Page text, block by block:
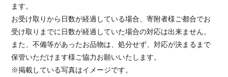
ます。
お受け取りから日数が経過している場合、寄附者様ご都合でお
受け取りまでに日数が経過していた場合の対応は出来ません。
また、不備等があったお品物は、処分せず、対応が決まるまで
保管いただけます様ご協力お願いいたします。
※掲載している写真はイメージです。